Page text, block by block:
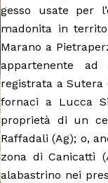
gesso usate per
madonita in
Marano a
appartenente ad
registrata a Sutera
fornaci a Lucca
proprietà di un
Raffadali (Ag); o,
zona di Canicattì
alabastrino nei